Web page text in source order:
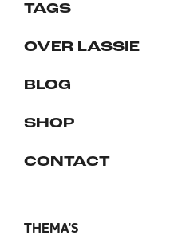
TAGS
OVER LASSIE
BLOG
SHOP
CONTACT
THEMA'S